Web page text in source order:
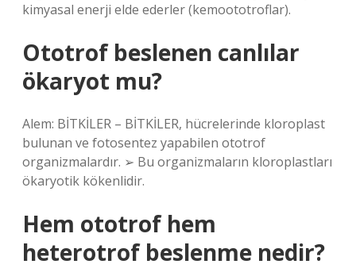
kimyasal enerji elde ederler (kemoototroflar).
Ototrof beslenen canlılar
ökaryot mu?
Alem: BİTKİLER – BİTKİLER, hücrelerinde kloroplast
bulunan ve fotosentez yapabilen ototrof
organizmalardır. ➢ Bu organizmaların kloroplastları
ökaryotik kökenlidir.
Hem ototrof hem
heterotrof beslenme nedir?